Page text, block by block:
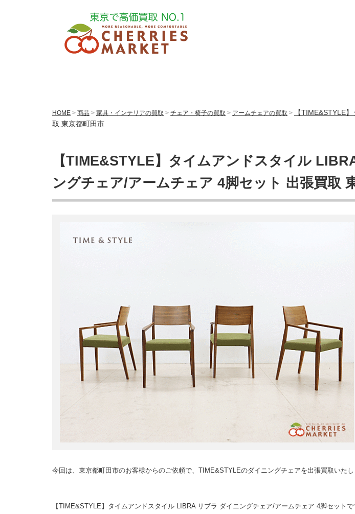
HOME > 商品 > 家具・インテリアの買取 > チェア・椅子の買取 > アームチェアの買取 >
【TIME&STYLE
取 東京都町田市
【TIME&STYLE】タイムアンドスタイル
ングチェア/アームチェア 4脚セット 出張買取
今回は、東京都町田市のお客様からのご依頼で、TIME&STYLEのダイニングチェアを出張買取いたし
【TIME&STYLE】タイムアンドスタイル LIBRA リブラ ダイニングチェア/アームチェア 4脚セットで